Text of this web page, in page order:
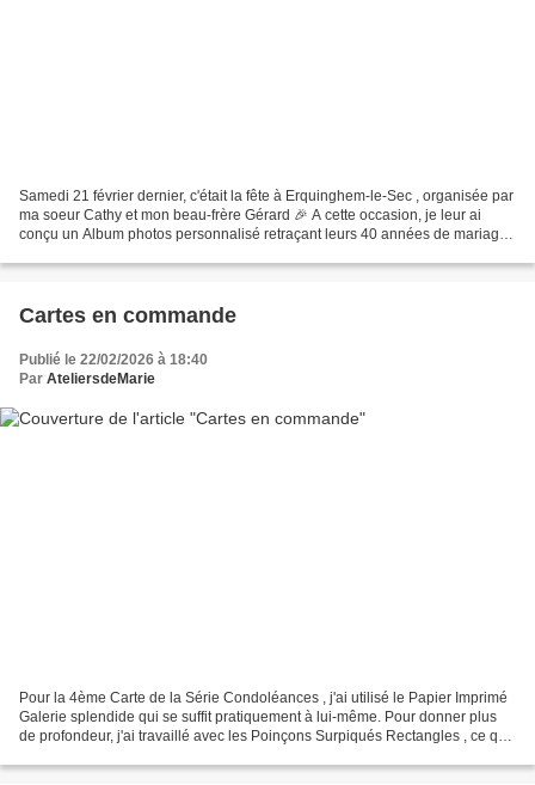
Samedi 21 février dernier, c'était la fête à Erquinghem-le-Sec , organisée par
ma soeur Cathy et mon beau-frère Gérard 🎉 A cette occasion, je leur ai
conçu un Album photos personnalisé retraçant leurs 40 années de mariage
Cartes en commande
Publié le 22/02/2026 à 18:40
Par AteliersdeMarie
Pour la 4ème Carte de la Série Condoléances , j'ai utilisé le Papier Imprimé
Galerie splendide qui se suffit pratiquement à lui-même. Pour donner plus
de profondeur, j'ai travaillé avec les Poinçons Surpiqués Rectangles , ce qui